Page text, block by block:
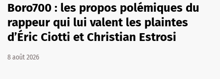
Boro700 : les propos polémiques du
rappeur qui lui valent les plaintes
d’Éric Ciotti et Christian Estrosi
8 août 2026